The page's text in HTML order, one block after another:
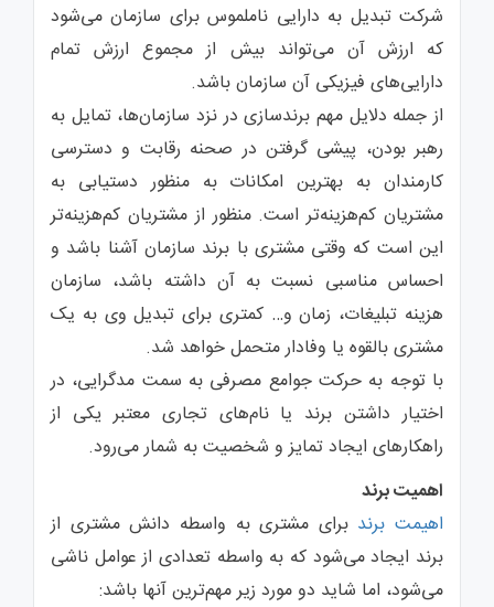
شرکت تبدیل به دارایی ناملموس برای سازمان می‌شود
که ارزش آن می‌تواند بیش از مجموع ارزش تمام
دارایی‌های فیزیکی آن سازمان باشد.
از جمله دلایل مهم برندسازی در نزد سازمان‌ها، تمایل به
رهبر بودن، پیشی گرفتن در صحنه رقابت و دسترسی
کارمندان به بهترین امکانات به منظور دستیابی به
مشتریان کم‌هزینه‌تر است. منظور از مشتریان کم‌هزینه‌تر
این است که وقتی مشتری با برند سازمان آشنا باشد و
احساس مناسبی نسبت به آن داشته باشد، سازمان
هزینه تبلیغات، زمان و… کمتری برای تبدیل وی به یک
مشتری بالقوه یا وفادار متحمل خواهد شد.
با توجه به حركت جوامع مصرفی به سمت‌ مدگرايی، در
اختیار داشتن برند یا نام‌های تجاری معتبر يكی از
راهكارهای ايجاد تمايز و شخصیت به شمار می‌رود.
اهمیت برند
اهیمت برندبرای مشتری به واسطه دانش مشتری از
برند ایجاد می‌شود که به واسطه تعدادی از عوامل ناشی
می‌شود، اما شاید دو مورد زیر مهم‌ترین آنها باشد: